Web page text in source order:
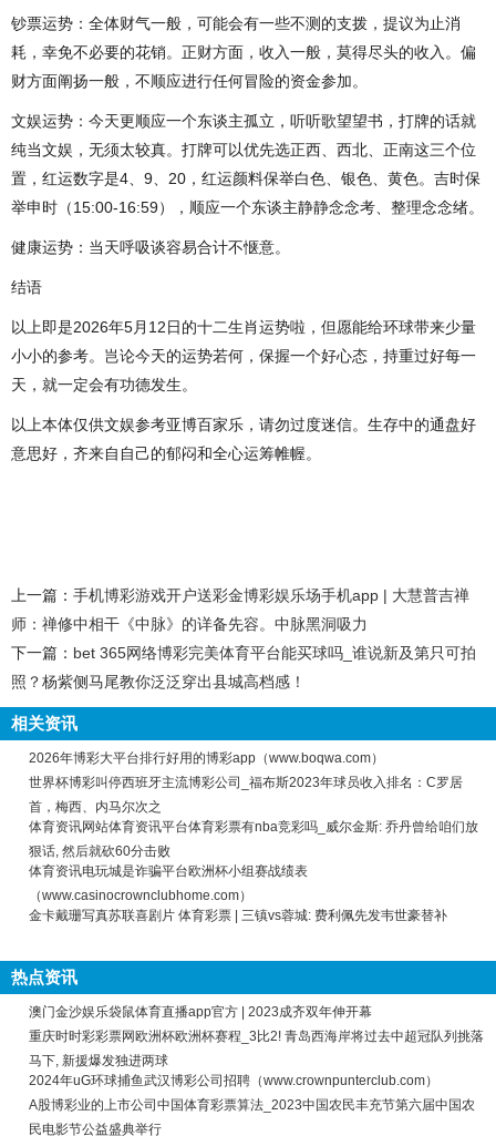
钞票运势：全体财气一般，可能会有一些不测的支拨，提议为止消
耗，幸免不必要的花销。正财方面，收入一般，莫得尽头的收入。偏
财方面阐扬一般，不顺应进行任何冒险的资金参加。
文娱运势：今天更顺应一个东谈主孤立，听听歌望望书，打牌的话就
纯当文娱，无须太较真。打牌可以优先选正西、西北、正南这三个位
置，红运数字是4、9、20，红运颜料保举白色、银色、黄色。吉时保
举申时（15:00-16:59），顺应一个东谈主静静念念考、整理念念绪。
健康运势：当天呼吸谈容易合计不惬意。
结语
以上即是2026年5月12日的十二生肖运势啦，但愿能给环球带来少量
小小的参考。岂论今天的运势若何，保握一个好心态，持重过好每一
天，就一定会有功德发生。
以上本体仅供文娱参考亚博百家乐，请勿过度迷信。生存中的通盘好
意思好，齐来自自己的郁闷和全心运筹帷幄。
上一篇： 手机博彩游戏开户送彩金博彩娱乐场手机app | 大慧普吉禅
师：禅修中相干《中脉》的详备先容。中脉黑洞吸力
下一篇： bet 365网络博彩完美体育平台能买球吗_谁说新及第只可拍
照？杨紫侧马尾教你泛泛穿出县城高档感！
相关资讯
2026年博彩大平台排行好用的博彩app（www.boqwa.com）
世界杯博彩叫停西班牙主流博彩公司_福布斯2023年球员收入排名：C罗居
首，梅西、内马尔次之
体育资讯网站体育资讯平台体育彩票有nba竞彩吗_威尔金斯: 乔丹曾给咱们放
狠话, 然后就砍60分击败
体育资讯电玩城是诈骗平台欧洲杯小组赛战绩表
（www.casinocrownclubhome.com）
金卡戴珊写真苏联喜剧片 体育彩票 | 三镇vs蓉城: 费利佩先发韦世豪替补
热点资讯
澳门金沙娱乐袋鼠体育直播app官方 | 2023成齐双年伸开幕
重庆时时彩彩票网欧洲杯欧洲杯赛程_3比2! 青岛西海岸将过去中超冠队列挑落
马下, 新援爆发独进两球
2024年uG环球捕鱼武汉博彩公司招聘（www.crownpunterclub.com）
A股博彩业的上市公司中国体育彩票算法_2023中国农民丰充节第六届中国农
民电影节公益盛典举行